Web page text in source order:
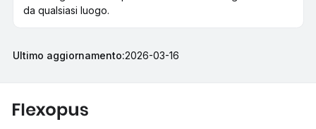
da qualsiasi luogo.
Ultimo aggiornamento:2026-03-16